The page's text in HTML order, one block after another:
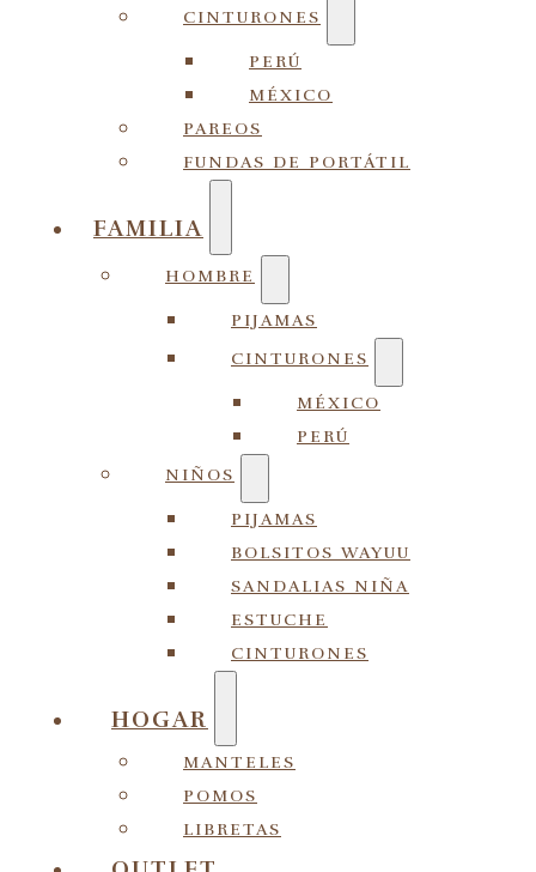
CINTURONES
PERÚ
MÉXICO
PAREOS
FUNDAS DE PORTÁTIL
FAMILIA
HOMBRE
PIJAMAS
CINTURONES
MÉXICO
PERÚ
NIÑOS
PIJAMAS
BOLSITOS WAYUU
SANDALIAS NIÑA
ESTUCHE
CINTURONES
HOGAR
MANTELES
POMOS
LIBRETAS